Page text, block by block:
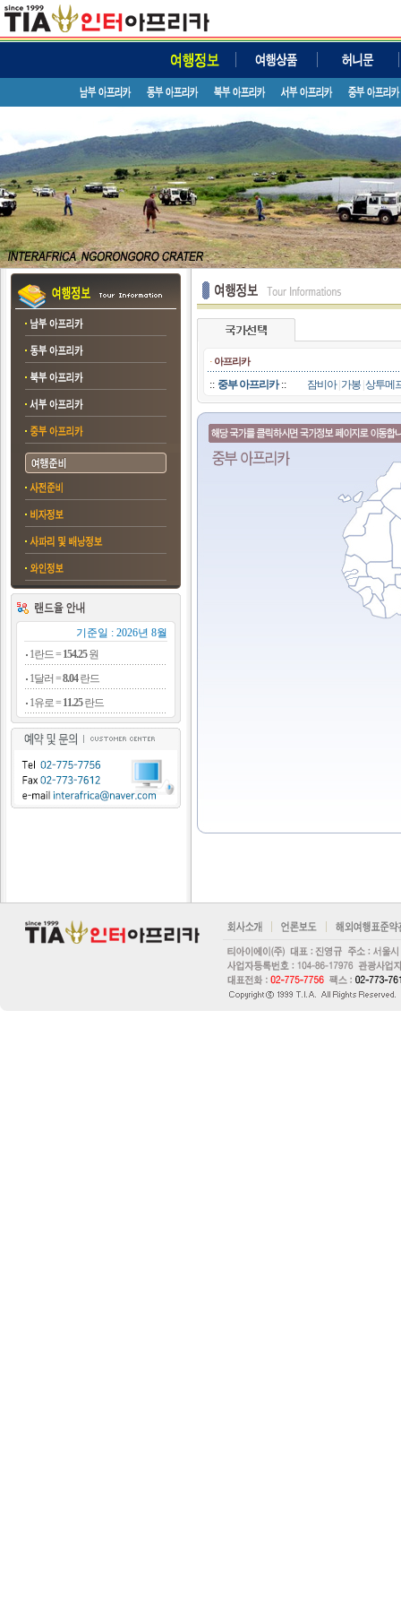
기준일 : 2026년 8월
1란드 = 154.25원
1달러 =8.04란드
1유로 = 11.25란드
· 아프리카
:: 중부 아프리카:: 잠비아 가봉 상투메